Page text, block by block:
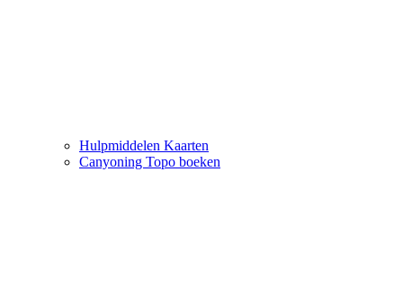
Hulpmiddelen Kaarten
Canyoning Topo boeken